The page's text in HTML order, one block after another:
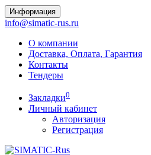
Информация
info@simatic-rus.ru
О компании
Доставка, Оплата, Гарантия
Контакты
Тендеры
Закладки0
Личный кабинет
Авторизация
Регистрация